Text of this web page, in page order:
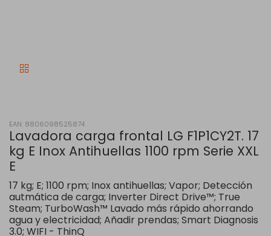
EAN: 8806098525874
Lavadora carga frontal LG F1P1CY2T. 17
kg E Inox Antihuellas 1100 rpm Serie XXL
E
17 kg; E; 1100 rpm; Inox antihuellas; Vapor; Detección
autmática de carga; Inverter Direct Drive™; True
Steam; TurboWash™ Lavado más rápido ahorrando
agua y electricidad; Añadir prendas; Smart Diagnosis
3.0; WIFI - ThinQ